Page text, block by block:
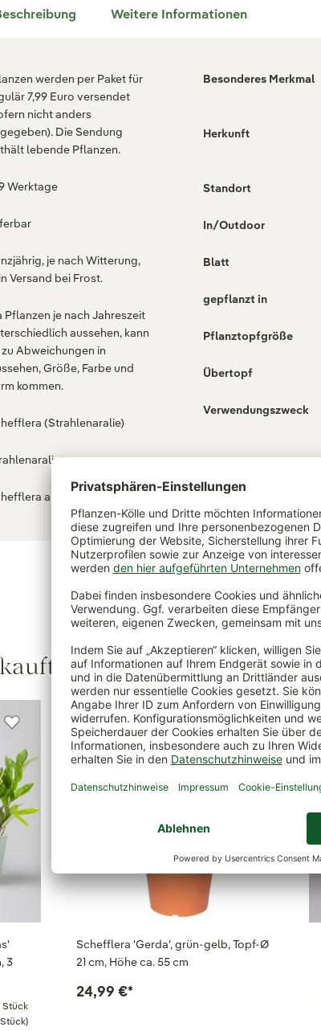
Weitere Informationen
werden per Paket für
7,99 Euro versendet
nicht anders
Die Sendung
lebende Pflanzen.
Werktage
je nach Witterung,
Versand bei Frost.
Pflanzen je nach Jahreszeit
aussehen, kann
Abweichungen in
Größe, Farbe und
kommen.
(Strahlenaralie)
arboricola 'Nora '
Besonderes Merkmal
Herkunft
Standort
In/Outdoor
Blatt
gepflanzt in
Pflanztopfgröße
Übertopf
Verwendungszweck
auch
3
Stück
Schefflera 'Gerda', grün-gelb, Topf-Ø
21 cm, Höhe ca. 55 cm
24,99 €*